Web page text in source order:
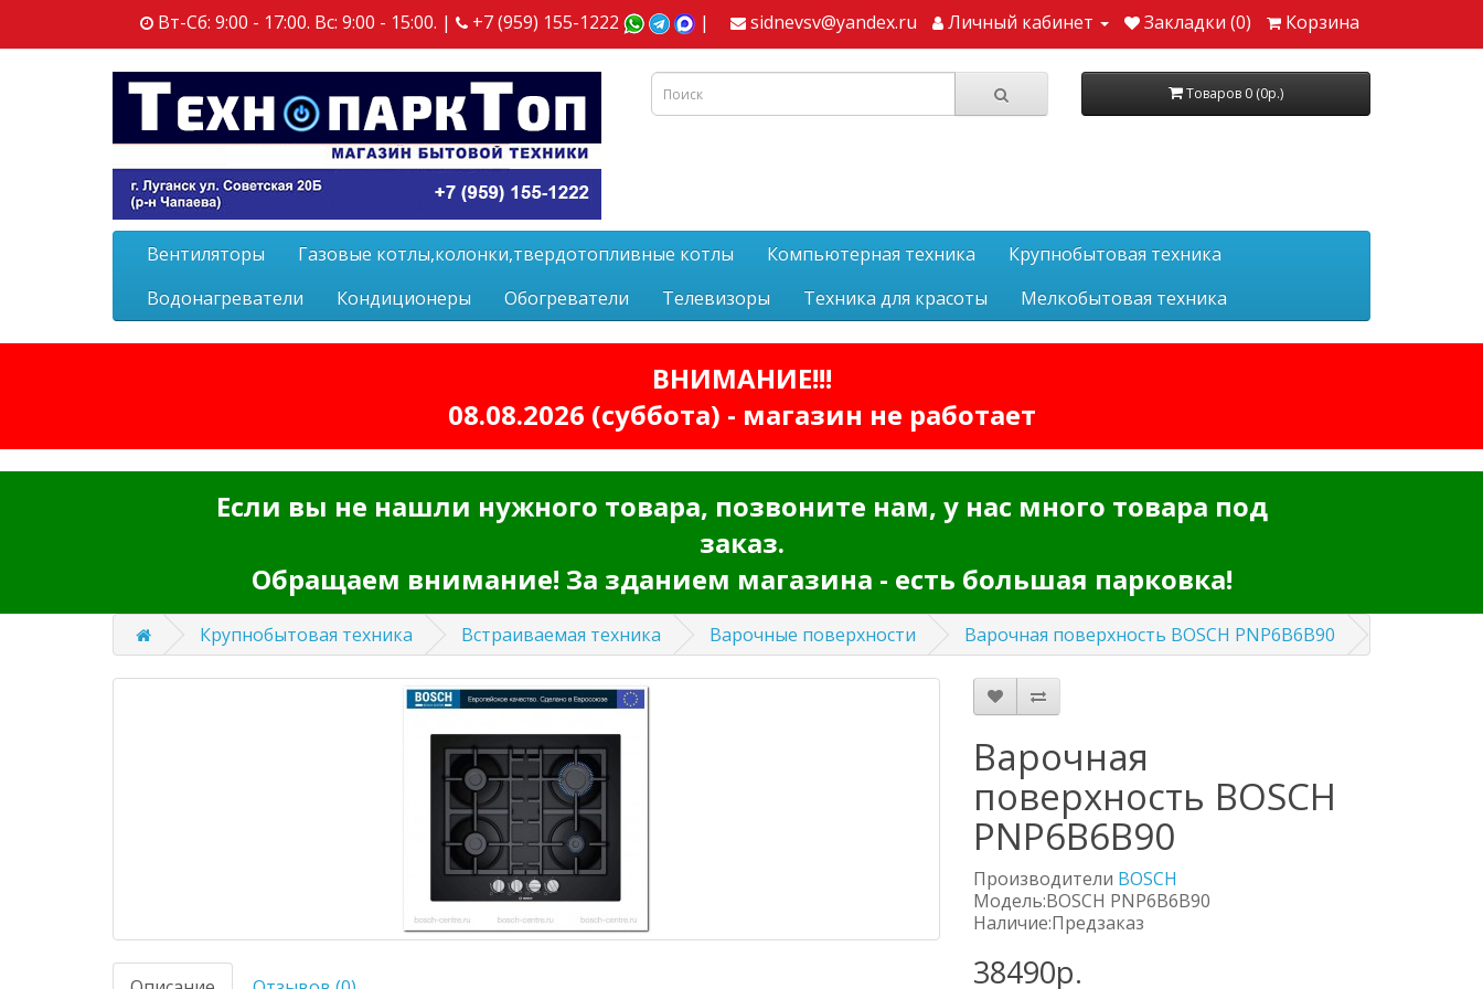
Вт-Сб: 9:00 - 17:00. Вс: 9:00 - 15:00. | +7 (959) 155-1222 | sidnevsv@yandex.ru Личный кабинет Закладки (0) Корзина
Товаров 0 (0р.)
Вентиляторы Газовые котлы,колонки,твердотопливные котлы Компьютерная техника
Крупнобытовая техника
Водонагреватели
Кондиционеры Обогреватели Телевизоры Техника для красоты Мелкобытовая техника
ВНИМАНИЕ!!!
08.08.2026 (суббота) - магазин не работает
Если вы не нашли нужного товара, позвоните нам, у нас много товара под
заказ.
Обращаем внимание! За зданием магазина - есть большая парковка!
Крупнобытовая техника Встраиваемая техника Варочные поверхности Варочная поверхность BOSCH PNP6B6B90
Варочная
поверхность BOSCH
PNP6B6B90
Производители BOSСH
Модель:BOSCH PNP6B6B90
Наличие:Предзаказ
38490р.